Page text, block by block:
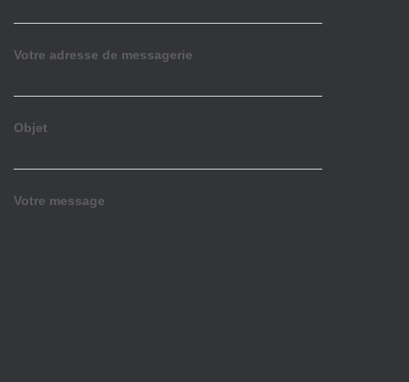
Votre adresse de messagerie
Objet
Votre message